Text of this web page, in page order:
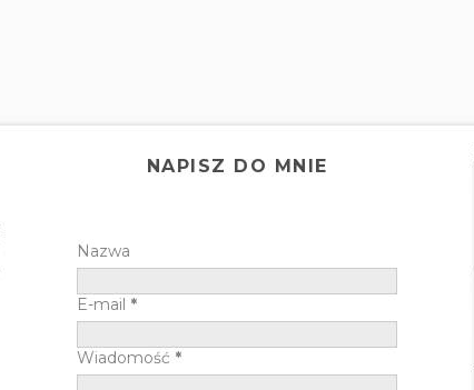
NAPISZ DO MNIE
Nazwa
E-mail *
Wiadomość *